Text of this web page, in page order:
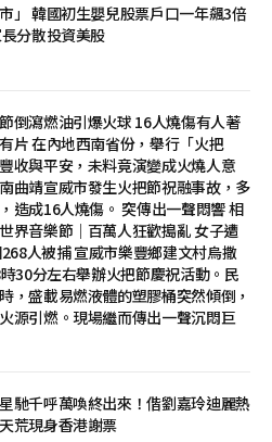
市」 韓國初生嬰兒股票戶口一年飆3倍
分散投資美股
倒瀉燃油引爆火球 16人燒傷有人著
片 在內地西南省份，舉行「火把
收與平安，未料竟演變成火燒人意
曲靖宣威市發生火把節祝融事故，多
造成16人燒傷。 突傳出一聲悶響 相
界音樂節｜百萬人狂歡搗亂 女子遭
人被捕 宣威市樂豐鄉建文村烏撒
30分左右舉辦火把節慶祝活動。民
，盛載易燃液體的塑膠桶突然傾倒，
源引燃。現場繼而傳出一聲沉悶巨
馳千呼萬喚終出來！偕劉嘉玲迪麗熱
荒現身香港謝票